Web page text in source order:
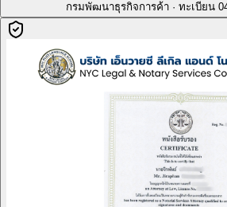
กรมพัฒนาธุรกิจการค้า · ทะเบียน